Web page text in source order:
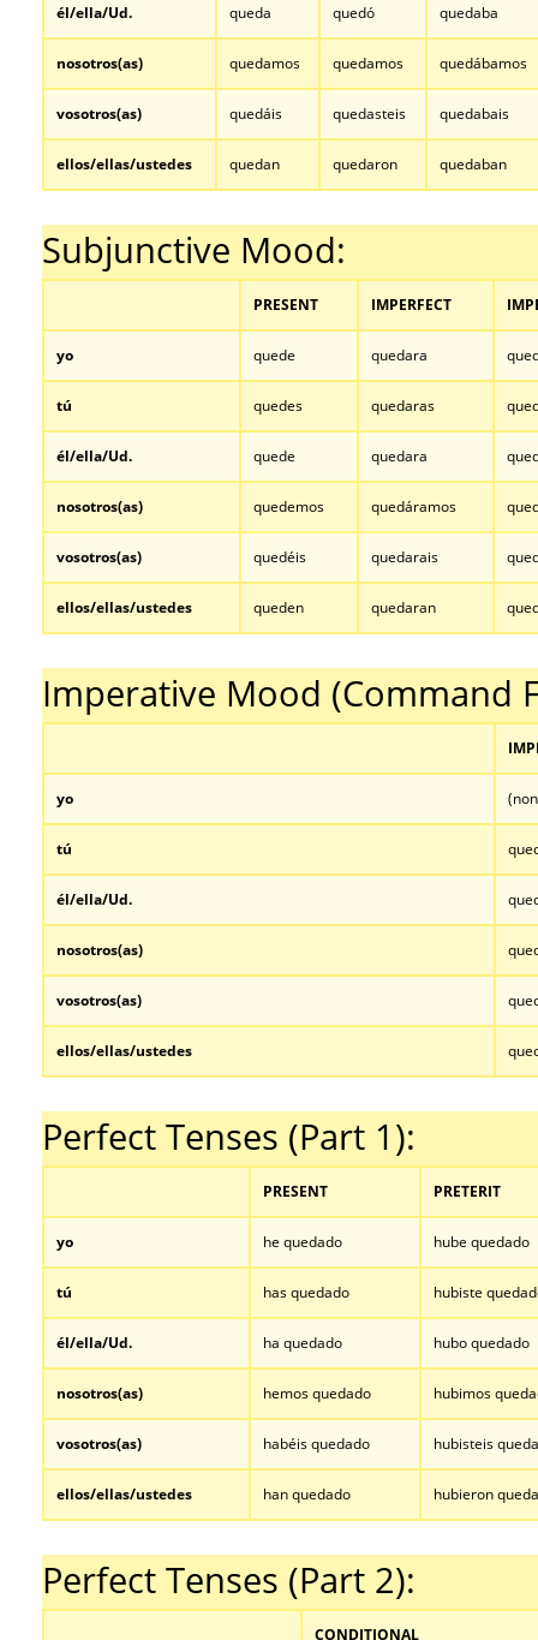
él/ella/Ud. queda quedó quedaba
nosotros(as) quedamos quedamos quedábamos
vosotros(as) quedáis quedasteis quedabais
ellos/ellas/ustedes quedan quedaron quedaban
Subjunctive Mood:
PRESENT IMPERFECT
yo quede quedara
tú quedes quedaras
él/ella/Ud. quede quedara
nosotros(as) quedemos quedáramos
vosotros(as) quedéis quedarais
ellos/ellas/ustedes queden quedaran
Imperative Mood (Command
yo
tú
él/ella/Ud.
nosotros(as)
vosotros(as)
ellos/ellas/ustedes
Perfect Tenses (Part 1):
PRESENT PRETERIT
yo he quedado hube quedado
tú has quedado hubiste
él/ella/Ud. ha quedado hubo quedado
nosotros(as) hemos quedado hubimos
vosotros(as) habéis quedado hubisteis
ellos/ellas/ustedes han quedado hubieron
Perfect Tenses (Part 2):
CONDITIONAL